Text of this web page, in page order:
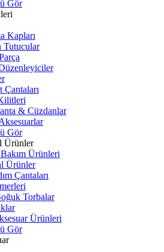
Gör
Kapları
Tutucular
Çantaları
& Cüzdanlar
Gör
Ürünler
Ürünleri
Ürünler
Çantaları
Torbalar
Ürünleri
Gör